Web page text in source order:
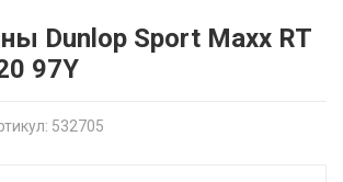
Dunlop Sport Maxx RT
97Y
532705